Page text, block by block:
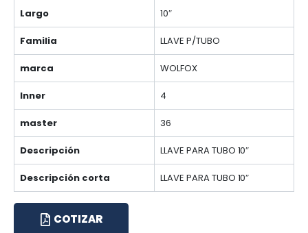
Largo 10″
Familia LLAVE P/TUBO
marca WOLFOX
Inner 4
master 36
Descripción LLAVE PARA TUBO 10″
Descripción corta LLAVE PARA TUBO 10″
COTIZAR